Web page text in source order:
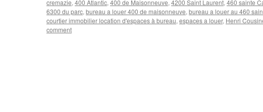
cremazie,400 Atlantic,400 de Maisonneuve,4200 Saint Laurent,460 sainte
6300 du parc,bureau a louer 400 de maisonneuve,bureau a louer au 460
courtier immobilier location d'espaces à bureau,espaces a louer, Henri
comment